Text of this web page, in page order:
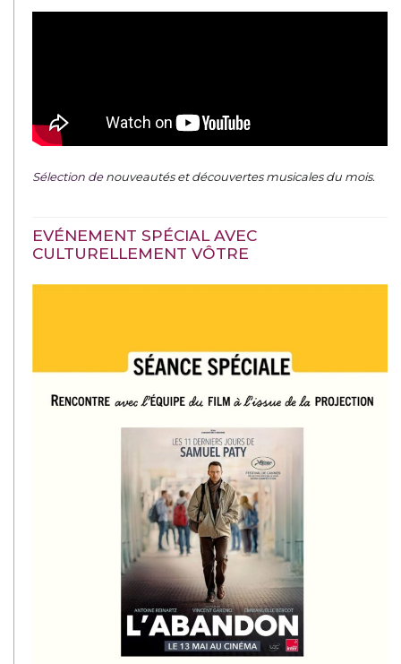
Sélection denouveautés et découvertes musicales du mois.
EVÉNEMENT SPÉCIAL AVEC
CULTURELLEMENT VÔTRE